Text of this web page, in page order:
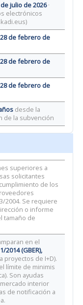
julio de 2026·
electrónicos
28 de febrero de
28 de febrero de
28 de febrero de
desde la
de la subvención
superiores a
solicitantes
de los
2004. Se requiere
o informe
tamaño de
en el
2014 (GBER),
proyectos de I+D).
límite de minimis
Son ayudas
interior
de notificación a